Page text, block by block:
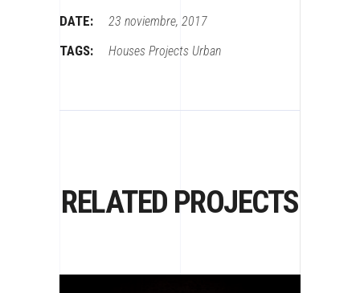
DATE: 23 noviembre, 2017
TAGS: Houses Projects Urban
RELATED PROJECTS